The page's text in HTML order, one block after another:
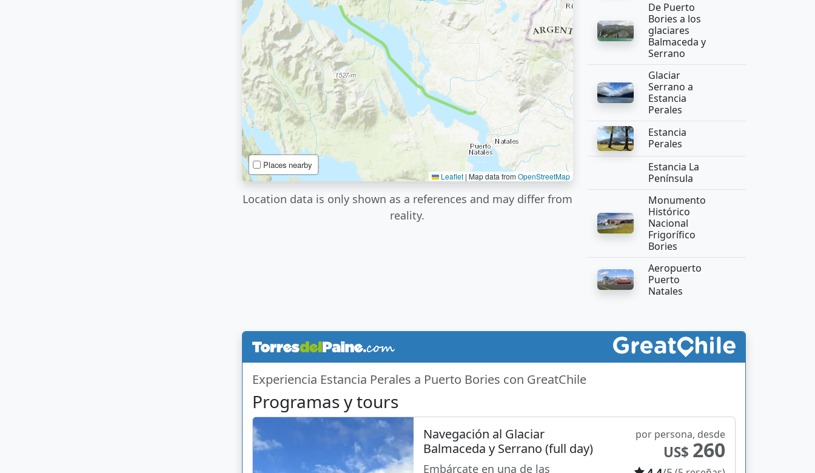
Places nearby
Leaflet | Map data from OpenStreetMap
Location data is only shown as a references and may differ from
reality.
De Puerto
Bories a los
glaciares
Balmaceda y
Serrano
Glaciar
Serrano a
Estancia
Perales
Estancia
Perales
Estancia La
Península
Monumento
Histórico
Nacional
Frigorífico
Bories
Aeropuerto
Puerto
Natales
Experiencia Estancia Perales a Puerto Bories con GreatChile
Programas y tours
Navegación al Glaciar
Balmaceda y Serrano (full day)
Embárcate en una de las
por persona, desde
US$ 260